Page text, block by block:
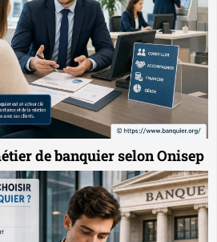
de banquier selon Onisep